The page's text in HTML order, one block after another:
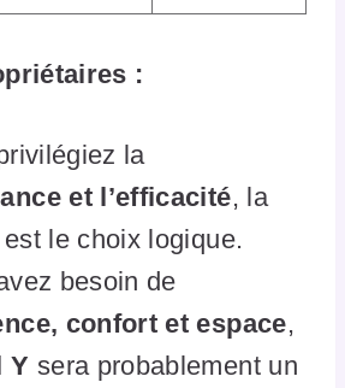
:
la
et l’efficacité, la
est le choix logique.
besoin de
confort et espace,
Y sera probablement un